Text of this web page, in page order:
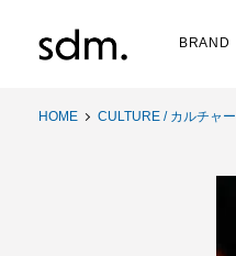
BRAND
HOME CULTURE / カルチャー